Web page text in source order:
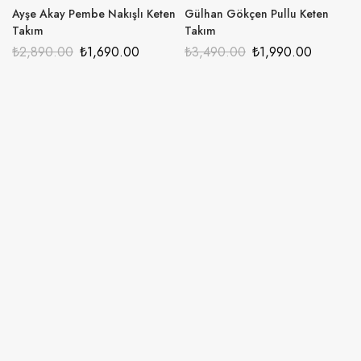
Ayşe Akay Pembe Nakışlı Keten
Takım
₺2,890.00 ₺1,690.00
Gülhan Gökçen Pullu Keten
Takım
₺3,490.00 ₺1,990.00